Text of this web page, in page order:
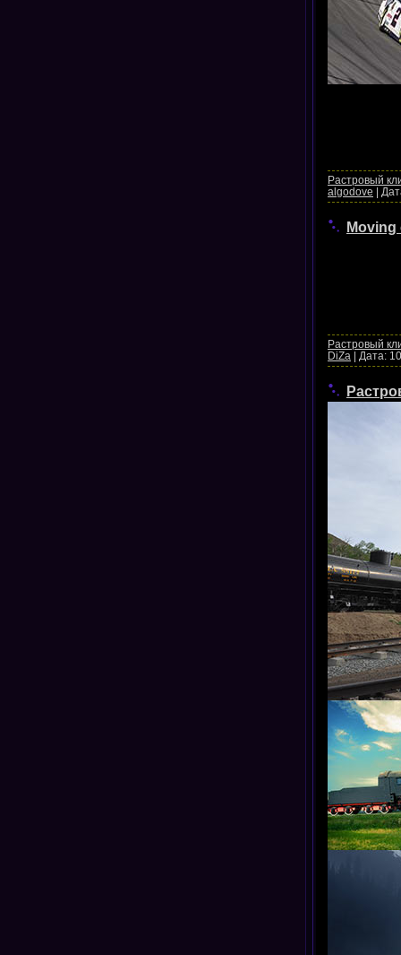
Растровый
algodove |
Moving
Растровый
DiZa | Дата: